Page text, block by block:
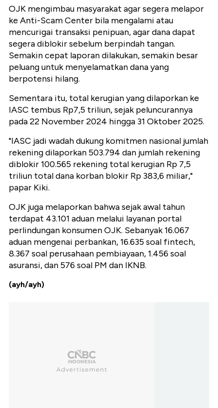
OJK mengimbau masyarakat agar segera melapor
ke Anti-Scam Center bila mengalami atau
mencurigai transaksi penipuan, agar dana dapat
segera diblokir sebelum berpindah tangan.
Semakin cepat laporan dilakukan, semakin besar
peluang untuk menyelamatkan dana yang
berpotensi hilang.
Sementara itu, total kerugian yang dilaporkan ke
IASC tembus Rp7,5 triliun, sejak peluncurannya
pada 22 November 2024 hingga 31 Oktober 2025.
"IASC jadi wadah dukung komitmen nasional jumlah
rekening dilaporkan 503.794 dan jumlah rekening
diblokir 100.565 rekening total kerugian Rp 7,5
triliun total dana korban blokir Rp 383,6 miliar,"
papar Kiki.
OJK juga melaporkan bahwa sejak awal tahun
terdapat 43.101 aduan melalui layanan portal
perlindungan konsumen OJK. Sebanyak 16.067
aduan mengenai perbankan, 16.635 soal fintech,
8.367 soal perusahaan pembiayaan, 1.456 soal
asuransi, dan 576 soal PM dan IKNB.
(ayh/ayh)